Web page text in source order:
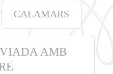
CALAMARS
AMB